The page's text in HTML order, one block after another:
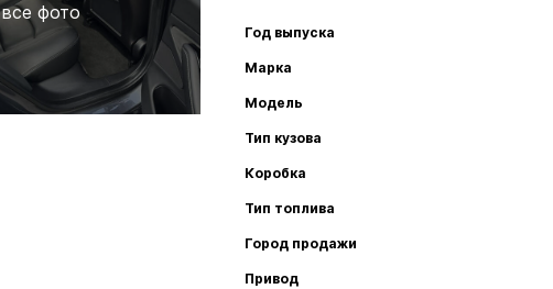
все фото
Год выпуска
Марка
Модель
Тип кузова
Коробка
Тип топлива
Город продажи
Привод